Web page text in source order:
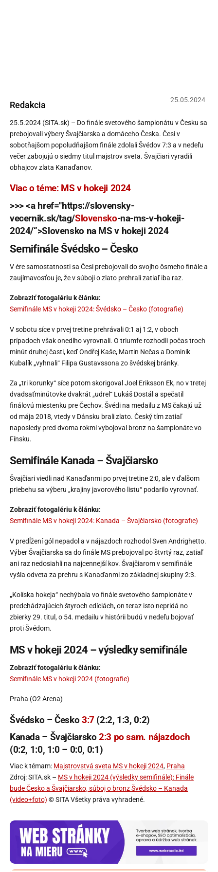
Redakcia 25.05.2024
25.5.2024 (SITA.sk) – Do finále svetového šampionátu v Česku sa
prebojovali výbery Švajčiarska a domáceho Česka. Česi v
sobotňajšom popoludňajšom finále zdolali Švédov 7:3 a v nedeľu
večer zabojujú o siedmy titul majstrov sveta. Švajčiari vyradili
obhajcov zlata Kanaďanov.
Viac o téme: MS v hokeji 2024
>>> <a href="https://slovensky-
vecernik.sk/tag/Slovensko-na-ms-v-hokeji-
2024/“>Slovensko na MS v hokeji 2024
Semifinále Švédsko – Česko
V ére samostatnosti sa Česi prebojovali do svojho ôsmeho finále a
zaujímavosťou je, že v súboji o zlato prehrali zatiaľ iba raz.
Zobraziť fotogalériu k článku:
Semifinále MS v hokeji 2024: Švédsko – Česko (fotografie)
V sobotu síce v prvej tretine prehrávali 0:1 aj 1:2, v oboch
prípadoch však onedlho vyrovnali. O triumfe rozhodli počas troch
minút druhej časti, keď Ondřej Kaše, Martin Nečas a Dominik
Kubalík „vyhnali“ Filipa Gustavssona zo švédskej bránky.
Za „tri korunky“ síce potom skorigoval Joel Eriksson Ek, no v tretej
dvadsaťminútovke dvakrát „udrel“ Lukáš Dostál a spečatil
finálovú miestenku pre Čechov. Švédi na medailu z MS čakajú už
od mája 2018, vtedy v Dánsku brali zlato. Český tím zatiaľ
naposledy pred dvoma rokmi vybojoval bronz na šampionáte vo
Fínsku.
Semifinále Kanada – Švajčiarsko
Švajčiari viedli nad Kanaďanmi po prvej tretine 2:0, ale v ďalšom
priebehu sa výberu „krajiny javorového listu“ podarilo vyrovnať.
Zobraziť fotogalériu k článku:
Semifinále MS v hokeji 2024: Kanada – Švajčiarsko (fotografie)
V predĺžení gól nepadol a v nájazdoch rozhodol Sven Andrighetto.
Výber Švajčiarska sa do finále MS prebojoval po štvrtý raz, zatiaľ
ani raz nedosiahli na najcennejší kov. Švajčiarom v semifinále
vyšla odveta za prehru s Kanaďanmi zo základnej skupiny 2:3.
„Kolíska hokeja“ nechýbala vo finále svetového šampionáte v
predchádzajúcich štyroch edíciách, on teraz isto nepridá no
zbierky 29. titul, o 54. medailu v histórii budú v nedeľu bojovať
proti Švédom.
MS v hokeji 2024 – výsledky semifinále
Zobraziť fotogalériu k článku:
Semifinále MS v hokeji 2024 (fotografie)
Praha (O2 Arena)
Švédsko – Česko 3:7(2:2, 1:3, 0:2)
Kanada – Švajčiarsko2:3 po sam. nájazdoch
(0:2, 1:0, 1:0 – 0:0, 0:1)
Viac k témam: Majstrovstvá sveta MS v hokeji 2024, Praha
Zdroj: SITA.sk – MS v hokeji 2024 (výsledky semifinále): Finále
bude Česko a Švajčiarsko, súboj o bronz Švédsko – Kanada
(video+foto) © SITA Všetky práva vyhradené.